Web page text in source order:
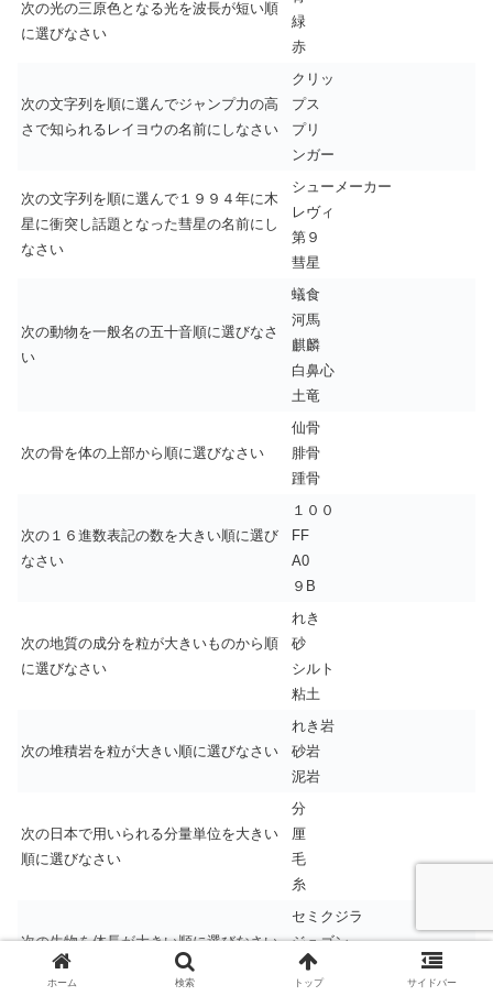
次の光の三原色となる光を波長が短い順
に選びなさい
緑
赤
次の文字列を順に選んでジャンプ力の高
さで知られるレイヨウの名前にしなさい
クリッ
プス
プリ
ンガー
次の文字列を順に選んで１９９４年に木
星に衝突し話題となった彗星の名前にし
なさい
シューメーカー
レヴィ
第９
彗星
次の動物を一般名の五十音順に選びなさ
い
蟻食
河馬
麒麟
白鼻心
土竜
次の骨を体の上部から順に選びなさい
仙骨
腓骨
踵骨
次の１６進数表記の数を大きい順に選び
なさい
１００
FF
A0
９B
次の地質の成分を粒が大きいものから順
に選びなさい
れき
砂
シルト
粘土
次の堆積岩を粒が大きい順に選びなさい
れき岩
砂岩
泥岩
次の日本で用いられる分量単位を大きい
順に選びなさい
分
厘
毛
糸
次の生物を体長が大きい順に選びなさい
セミクジラ
ジュゴン
ネズミイルカ
ホーム 検索 トップ サイドバー